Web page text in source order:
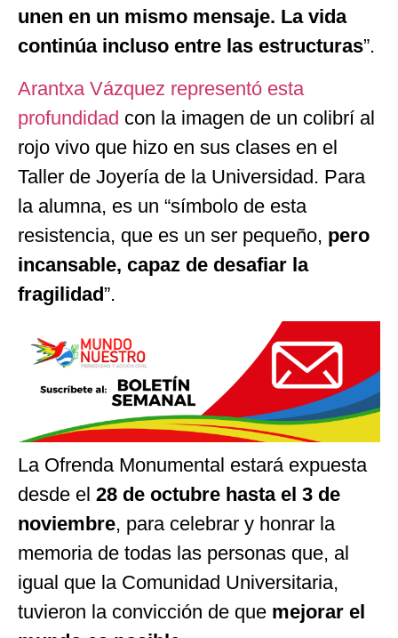
unen en un mismo mensaje. La vida
continúa incluso entre las estructuras”.
Arantxa Vázquez representó esta
profundidad con la imagen de un colibrí al
rojo vivo que hizo en sus clases en el
Taller de Joyería de la Universidad. Para
la alumna, es un “símbolo de esta
resistencia, que es un ser pequeño, pero
incansable, capaz de desafiar la
fragilidad”.
La Ofrenda Monumental estará expuesta
desde el 28 de octubre hasta el 3 de
noviembre, para celebrar y honrar la
memoria de todas las personas que, al
igual que la Comunidad Universitaria,
tuvieron la convicción de que mejorar el